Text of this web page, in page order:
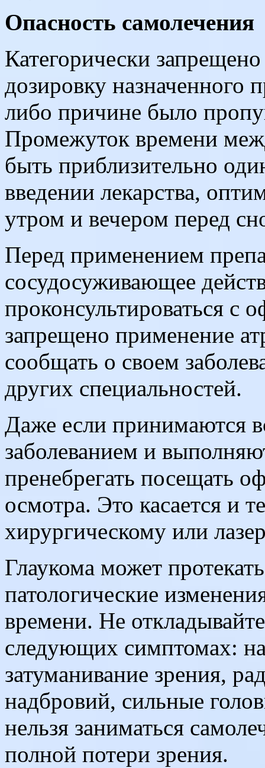
Опасность самолечения
Категорически
дозировку назначенного
либо причине было
Промежуток времени
быть приблизительно
введении лекарства,
утром и вечером перед
Перед применением
сосудосуживающее
проконсультироваться с
запрещено применение
сообщать о своем
других специальностей.
Даже если принимаются
заболеванием и
пренебрегать посещать
осмотра. Это касается и
хирургическому или
Глаукома может
патологические
времени. Не
следующих симптомах:
затуманивание зрения,
надбровий, сильные
нельзя заниматься
полной потери зрения.